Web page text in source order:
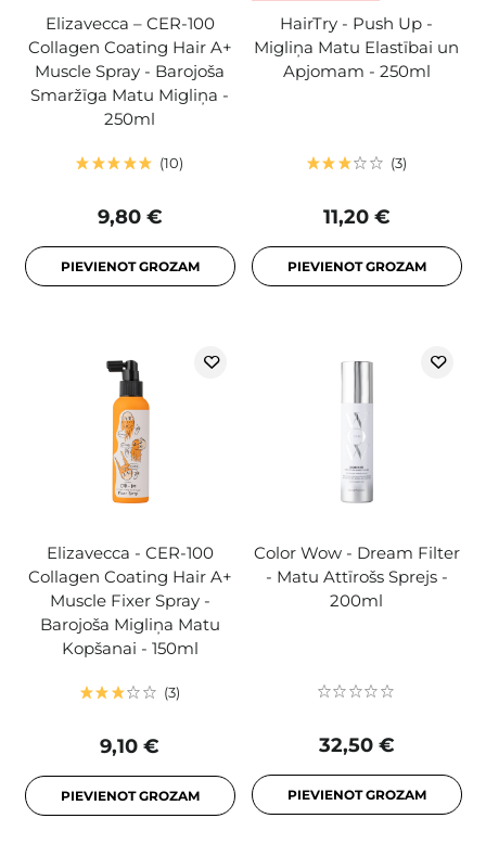
Elizavecca – CER-100
Collagen Coating Hair A+
Muscle Spray - Barojoša
Smaržīga Matu Migliņa -
250ml
10
9,80 €
PIEVIENOT GROZAM
HairTry - Push Up -
Migliņa Matu Elastībai un
Apjomam - 250ml
3
11,20 €
PIEVIENOT GROZAM
Elizavecca - CER-100
Collagen Coating Hair A+
Muscle Fixer Spray -
Barojoša Migliņa Matu
Kopšanai - 150ml
3
9,10 €
PIEVIENOT GROZAM
Color Wow - Dream Filter
- Matu Attīrošs Sprejs -
200ml
32,50 €
PIEVIENOT GROZAM